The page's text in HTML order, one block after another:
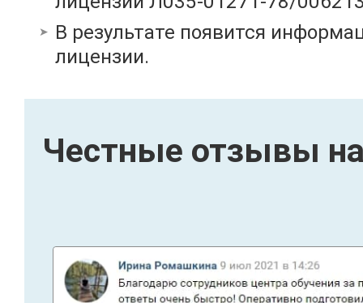
В результате появится
лицензии.
Честные отзывы